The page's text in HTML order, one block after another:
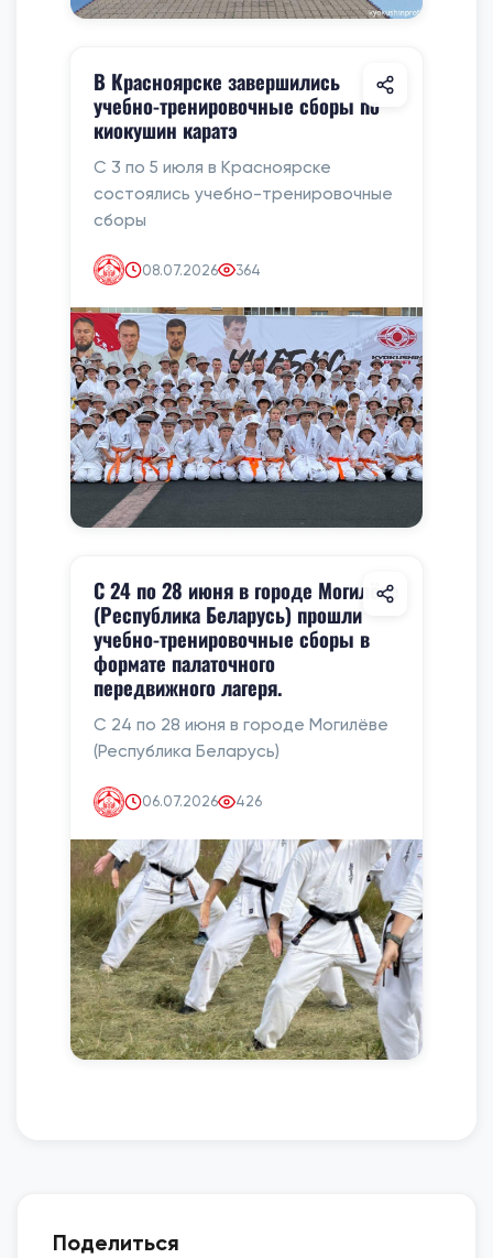
В Красноярске завершились
учебно-тренировочные сборы по
киокушин каратэ
С 3 по 5 июля в Красноярске
состоялись учебно-тренировочные
сборы
08.07.2026 364
С 24 по 28 июня в городе Могилёве
(Республика Беларусь) прошли
учебно-тренировочные сборы в
формате палаточного
передвижного лагеря.
С 24 по 28 июня в городе Могилёве
(Республика Беларусь)
06.07.2026 426
Поделиться